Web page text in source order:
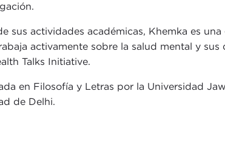
sus actividades académicas, Khemka es
activamente sobre la salud mental y
Talks Initiative.
en Filosofía y Letras por la Universidad
de Delhi.